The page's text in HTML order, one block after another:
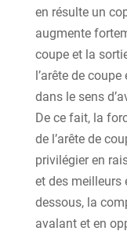
en résulte un
augmente
coupe et la
l’arête de
dans le sens
De ce fait, la
de l’arête de
privilégier en
et des meilleurs
dessous, la
avalant et en